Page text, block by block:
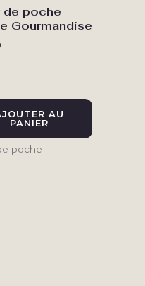
de poche
Gourmandise
AU
PANIER
poche